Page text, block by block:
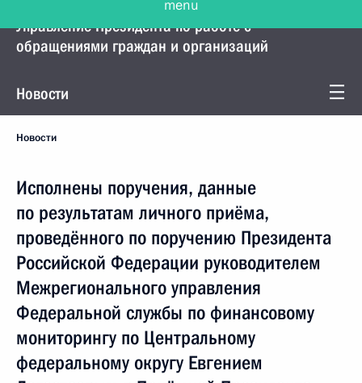
Управление Президента по работе с
обращениями граждан и организаций
Новости
Новости
Исполнены поручения, данные
по результатам личного приёма,
проведённого по поручению Президента
Российской Федерации руководителем
Межрегионального управления
Федеральной службы по финансовому
мониторингу по Центральному
федеральному округу Евгением